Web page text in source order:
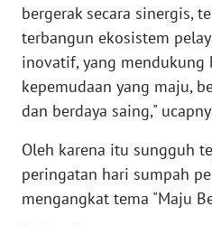
bergerak secara sinergis,
terbangun ekosistem
inovatif, yang mendukung
kepemudaan yang maju,
dan berdaya saing,"
Oleh karena itu sungguh
peringatan hari sumpah
mengangkat tema "Maju
WN
SERAMBI
WN
WN
SULTRA